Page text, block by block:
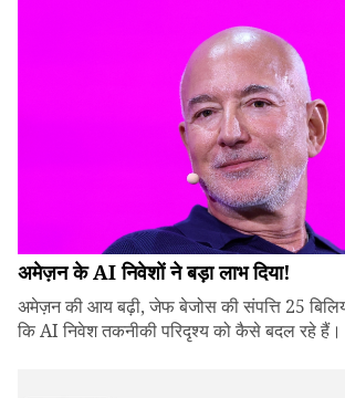
अमेज़न के AI निवेशों ने बड़ा लाभ दिया!
अमेज़न की आय बढ़ी, जेफ बेजोस की संपत्ति 25
कि AI निवेश तकनीकी परिदृश्य को कैसे बदल रहे हैं।